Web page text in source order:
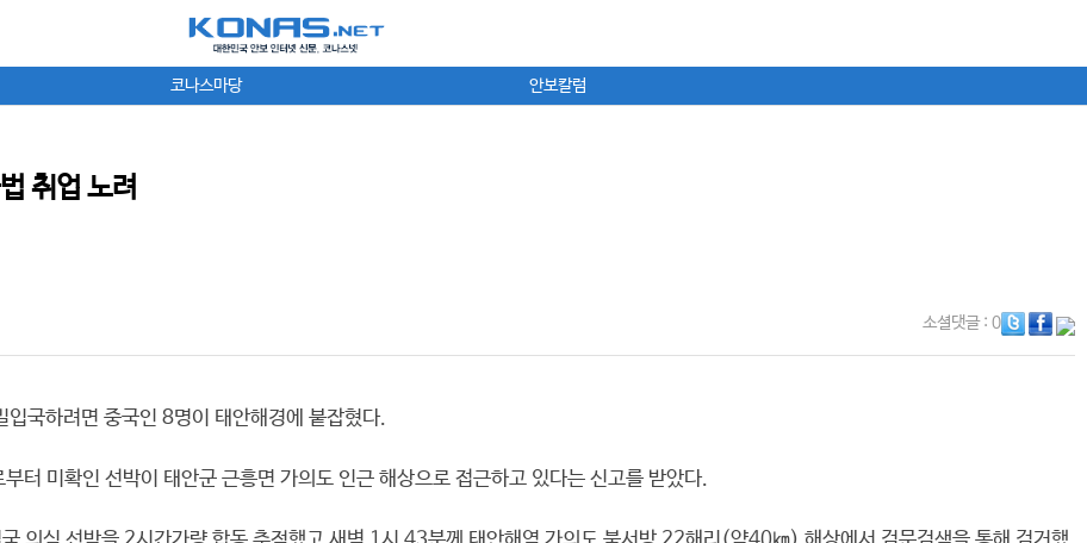
코나스마당 안보칼럼
취업 노려
소셜댓글: 0
국하려면 중국인 8명이 태안해경에 붙잡혔다.
터 미확인 선박이 태안군 근흥면 가의도 인근 해상으로 접근하고 있다는 신고를 받았다.